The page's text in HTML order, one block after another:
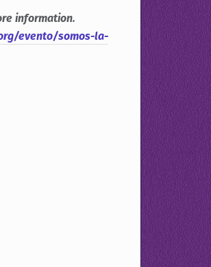
information.
evento/somos-la-